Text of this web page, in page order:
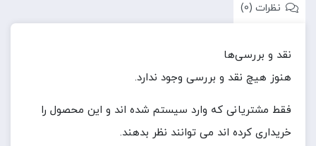
نظرات (0)
نقد و بررسی‌ها
هنوز هیچ نقد و بررسی وجود ندارد.
فقط مشتریانی که وارد سیستم شده اند و این محصول را
خریداری کرده اند می توانند نظر بدهند.